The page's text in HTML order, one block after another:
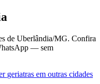
de Uberlândia/MG. Confira
— sem
geriatras em outras cidades